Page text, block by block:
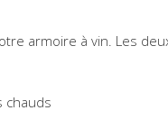
armoire à vin. Les
chauds